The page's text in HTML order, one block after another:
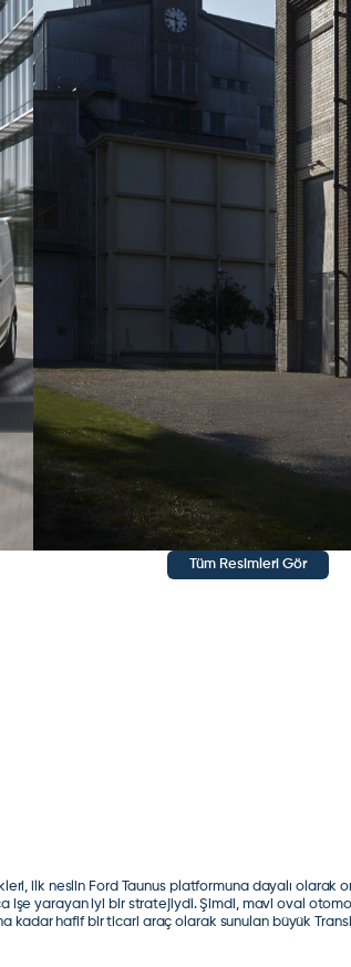
Tüm Resimleri Gör
ilk neslin Ford Taunus platformuna dayalı olarak
işe yarayan iyi bir stratejiydi. Şimdi, mavi oval
kadar hafif bir ticari araç olarak sunulan büyük